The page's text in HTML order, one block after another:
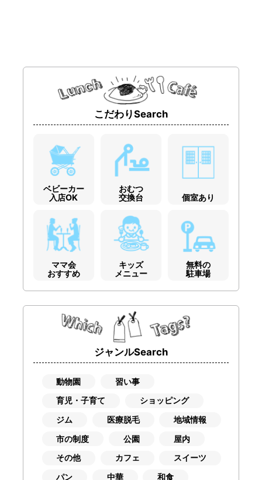
こだわりSearch
ベビーカー
入店OK
おむつ
交換台
個室あり
ママ会
おすすめ
キッズ
メニュー
無料の
駐車場
ジャンルSearch
動物園 習い事
育児・子育て ショッピング
ジム 医療脱毛 地域情報
市の制度 公園 屋内
その他 カフェ スイーツ
パン 中華 和食